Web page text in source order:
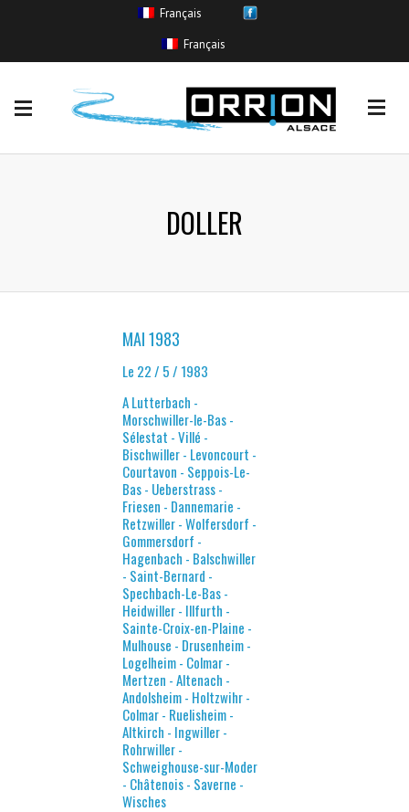
Coulée de boue(11)
Crue sans inondation(265)
Inondation(554)
Français
Français
DOLLER
MAI 1983
Le 22 / 5 / 1983
A Lutterbach -
Morschwiller-le-Bas -
Sélestat - Villé -
Bischwiller - Levoncourt -
Courtavon - Seppois-Le-
Bas - Ueberstrass -
Friesen - Dannemarie -
Retzwiller - Wolfersdorf -
Gommersdorf -
Hagenbach - Balschwiller
- Saint-Bernard -
Spechbach-Le-Bas -
Heidwiller - Illfurth -
Sainte-Croix-en-Plaine -
Mulhouse - Drusenheim -
Logelheim - Colmar -
Mertzen - Altenach -
Andolsheim - Holtzwihr -
Colmar - Ruelisheim -
Altkirch - Ingwiller -
Rohrwiller -
Schweighouse-sur-Moder
- Châtenois - Saverne -
Wisches